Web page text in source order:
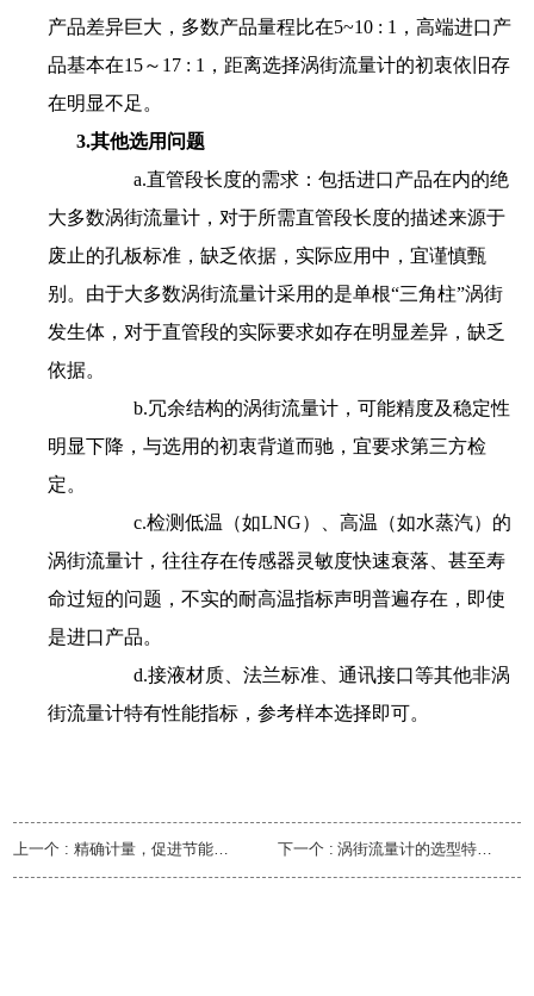
产品差异巨大，多数产品量程比在5~10 : 1，高端进口产
品基本在15～17 : 1，距离选择涡街流量计的初衷依旧存
在明显不足。
3.其他选用问题
a.直管段长度的需求：包括进口产品在内的绝
大多数涡街流量计，对于所需直管段长度的描述来源于
废止的孔板标准，缺乏依据，实际应用中，宜谨慎甄
别。由于大多数涡街流量计采用的是单根“三角柱”涡街
发生体，对于直管段的实际要求如存在明显差异，缺乏
依据。
b.冗余结构的涡街流量计，可能精度及稳定性
明显下降，与选用的初衷背道而驰，宜要求第三方检
定。
c.检测低温（如LNG）、高温（如水蒸汽）的
涡街流量计，往往存在传感器灵敏度快速衰落、甚至寿
命过短的问题，不实的耐高温指标声明普遍存在，即使
是进口产品。
d.接液材质、法兰标准、通讯接口等其他非涡
街流量计特有性能指标，参考样本选择即可。
上一个 : 精确计量，促进节能减排 下一个 :